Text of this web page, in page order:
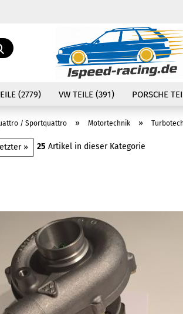
Suche...
(2779) VW TEILE (391) PORSCHE
/ Sportquattro » Motortechnik »
» 25 Artikel in dieser Kategorie